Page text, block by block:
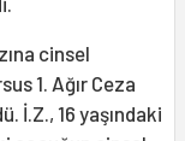
cinsel
1. Ağır Ceza
İ.Z., 16 yaşındaki